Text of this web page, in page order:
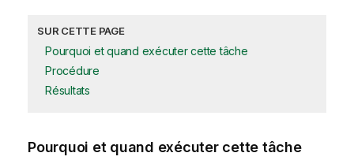
SUR CETTE PAGE
Pourquoi et quand exécuter cette tâche
Procédure
Résultats
Pourquoi et quand exécuter cette tâche